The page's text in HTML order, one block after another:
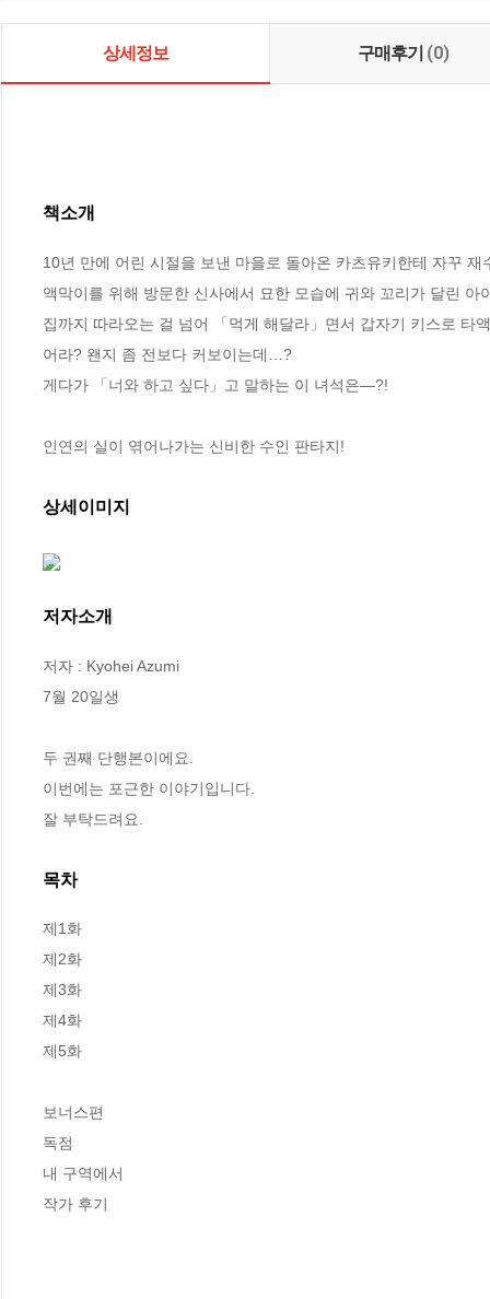
상세정보 구매후기 (0)
책소개
10년 만에 어린 시절을 보낸 마을로 돌아온 카츠유키한테 자꾸 재
액막이를 위해 방문한 신사에서 묘한 모습에 귀와 꼬리가 달린
집까지 따라오는 걸 넘어 「먹게 해달라」면서 갑자기 키스로
어라? 왠지 좀 전보다 커보이는데…?
게다가 「너와 하고 싶다」고 말하는 이 녀석은―?!
인연의 실이 엮어나가는 신비한 수인 판타지!
상세이미지
저자소개
저자 : Kyohei Azumi
7월 20일생
두 권째 단행본이에요.
이번에는 포근한 이야기입니다.
잘 부탁드려요.
목차
제1화
제2화
제3화
제4화
제5화
보너스편
독점
내 구역에서
작가 후기